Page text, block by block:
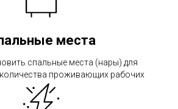
места
спальные места (нары) для
проживающих рабочих